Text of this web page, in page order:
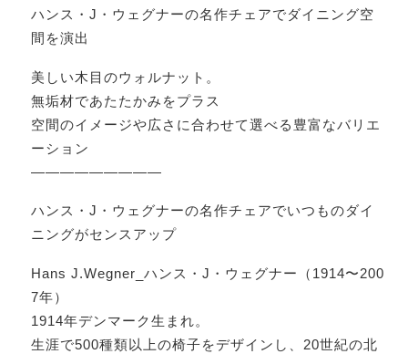
ハンス・J・ウェグナーの名作チェアでダイニング空
間を演出
美しい木目のウォルナット。
無垢材であたたかみをプラス
空間のイメージや広さに合わせて選べる豊富なバリエ
ーション
—————————
ハンス・J・ウェグナーの名作チェアでいつものダイ
ニングがセンスアップ
Hans J.Wegner_ハンス・J・ウェグナー（1914〜200
7年）
1914年デンマーク生まれ。
生涯で500種類以上の椅子をデザインし、20世紀の北